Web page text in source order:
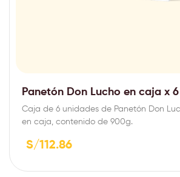
Panetón Don Lucho en caja x
Caja de 6 unidades de Panetón Don
en caja, contenido de 900g.
S/112.86